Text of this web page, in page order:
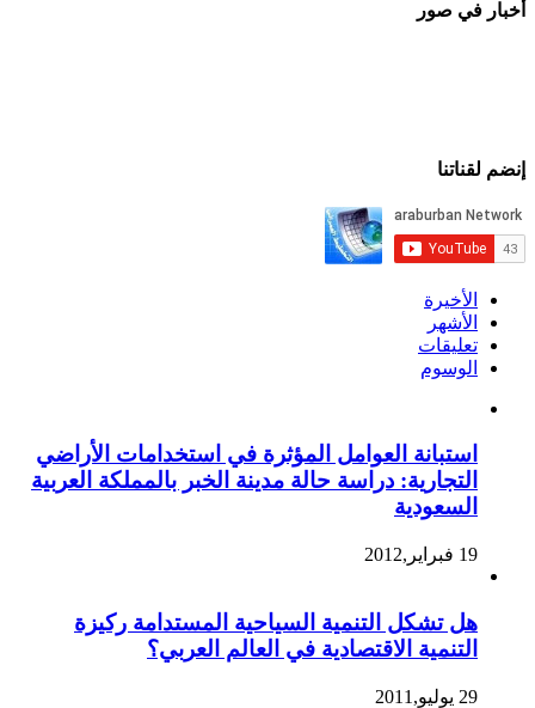
أخبار في صور
إنضم لقناتنا
الأخيرة
الأشهر
تعليقات
الوسوم
استبانة العوامل المؤثرة في استخدامات الأراضي
التجارية: دراسة حالة مدينة الخبر بالمملكة العربية
السعودية
19 فبراير,2012
هل تشكل التنمية السياحية المستدامة ركيزة
التنمية الاقتصادية في العالم العربي؟
29 يوليو,2011